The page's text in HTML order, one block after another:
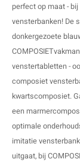
perfect op maat -
vensterbanken! De
donkergezoete
venstertabletten -
composiet
kwartscomposiet.
een
optimale
imitatie
uitgaat, bij